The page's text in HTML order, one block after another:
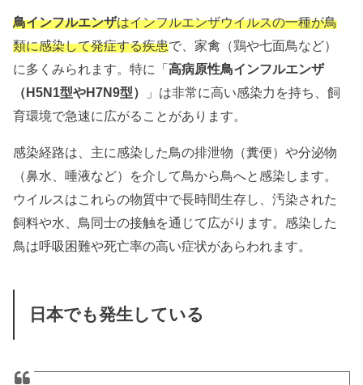
鳥インフルエンザはインフルエンザウイルスの一種が鳥
類に感染して発症する疾患で、家禽（鶏や七面鳥など）
に多くみられます。特に「高病原性鳥インフルエンザ
（H5N1型やH7N9型）
」は非常に高い感染力を持ち、飼
育環境で急速に広がることがあります。
感染経路は、 主に感染した鳥の排泄物（糞便）や分泌物
（鼻水、唾液など）を介して鳥から鳥へと感染します。
ウイルスはこれらの物質中で長時間生存し、汚染された
飼料や水、鳥同士の接触を通じて広がります。感染した
鳥は呼吸困難や死亡率の高い症状があらわれます。
日本でも発生している